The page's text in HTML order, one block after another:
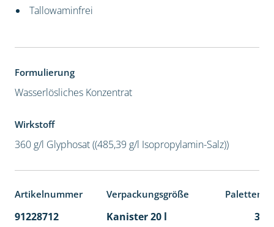
Tallowaminfrei
Formulierung
Wasserlösliches Konzentrat
Wirkstoff
360 g/l Glyphosat ((485,39 g/l Isopropylamin-Salz))
Artikelnummer Verpackungsgröße
91228712 Kanister 20 l
32